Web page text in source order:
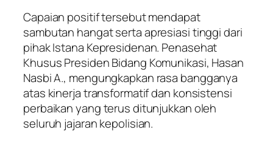
Capaian positif tersebut mendapat
sambutan hangat serta apresiasi tinggi dari
pihak Istana Kepresidenan. Penasehat
Khusus Presiden Bidang Komunikasi, Hasan
Nasbi A., mengungkapkan rasa bangganya
atas kinerja transformatif dan konsistensi
perbaikan yang terus ditunjukkan oleh
seluruh jajaran kepolisian.